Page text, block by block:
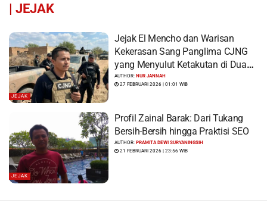
| JEJAK
JEJAK
Jejak El Mencho dan Warisan
Kekerasan Sang Panglima CJNG
yang Menyulut Ketakutan di Dua
Benua
AUTHOR:NUR JANNAH
27 FEBRUARI 2026 | 01:01 WIB
JEJAK
Profil Zainal Barak: Dari Tukang
Bersih-Bersih hingga Praktisi SEO
AUTHOR:PRAMITA DEWI SURYANINGSIH
21 FEBRUARI 2026 | 23:56 WIB